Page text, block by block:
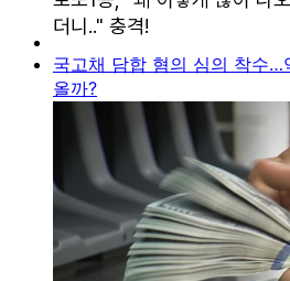
국고채 담합 혐의 심의 착수…
올까?